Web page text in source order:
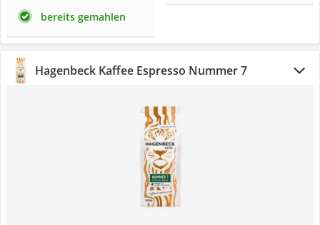
bereits gemahlen
Hagenbeck Kaffee Espresso Nummer 7